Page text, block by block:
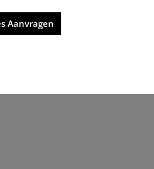
Aanvragen